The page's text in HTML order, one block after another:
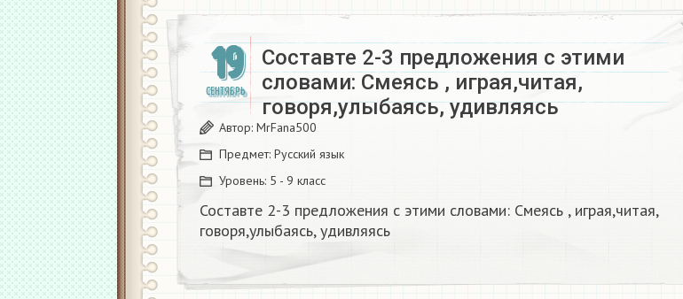
19
СЕНТЯБРЬ
Составте 2-3 предложения с этими
словами: Смеясь , играя,читая,
говоря,улыбаясь, удивляясь
Автор: MrFana500
Предмет: Русский язык
Уровень: 5 - 9 класс
Составте 2-3 предложения с этими словами: Смеясь , играя,читая,
говоря,улыбаясь, удивляясь